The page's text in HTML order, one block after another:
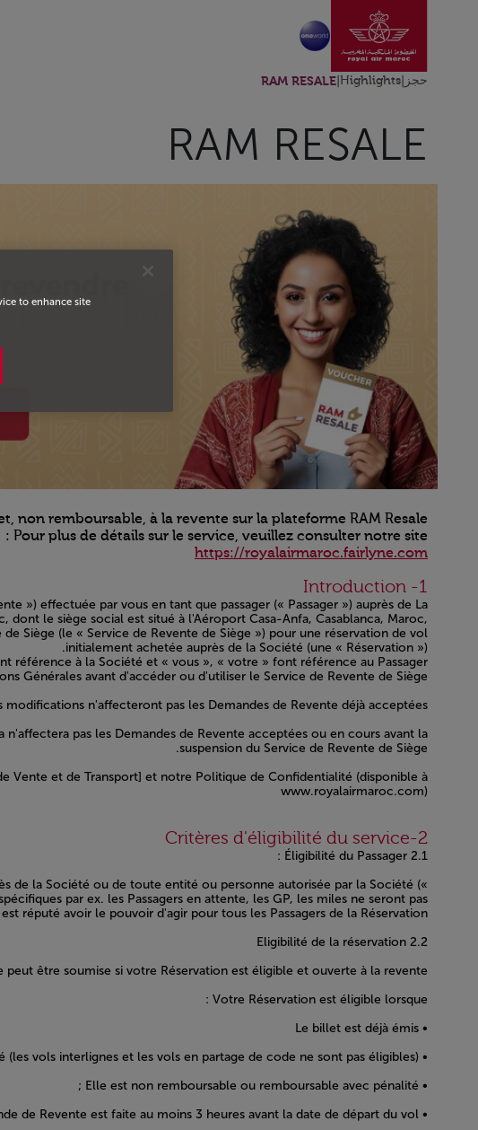
تخطي إلى المحتوى الرئيسي
انتقل إلى الصفحة الرئيسية
حجز Highlights
RAM RESALE
RAM RESALE
non remboursable, à la revente sur la plateforme RAM Resale.
Pour plus de détails sur le service, veuillez consulter notre site :
https://royalairmaroc.fairlyne.com
Open in a new window1- Introduction
») effectuée par vous en tant que passager (« Passager ») auprès de La
le siège social est situé à l'Aéroport Casa-Anfa, Casablanca, Maroc,
Siège (le « Service de Revente de Siège ») pour une réservation de vol
initialement achetée auprès de la Société (une « Réservation »).
référence à la Société et « vous », « votre » font référence au Passager.
Générales avant d'accéder ou d'utiliser le Service de Revente de Siège.
n'affecteront pas les Demandes de Revente déjà acceptées.
pas les Demandes de Revente acceptées ou en cours avant la
suspension du Service de Revente de Siège.
Vente et de Transport] et notre Politique de Confidentialité (disponible à
www.royalairmaroc.com)
Open in a new window
2-Critères d'éligibilité du service
2.1 Éligibilité du Passager :
de la Société ou de toute entité ou personne autorisée par la Société («
par ex. les Passagers en attente, les GP, les miles ne seront pas
réputé avoir le pouvoir d'agir pour tous les Passagers de la Réservation.
2.2 Eligibilité de la réservation
peut être soumise si votre Réservation est éligible et ouverte à la revente.
Votre Réservation est éligible lorsque :
• Le billet est déjà émis
• Elle est opérée exclusivement par la Société (les vols interlignes et les vols en partage de code ne sont pas éligibles) ;
• Elle est non remboursable ou remboursable avec pénalité ;
• Votre Demande de Revente est faite au moins 3 heures avant la date de départ du vol ;
to enhance site